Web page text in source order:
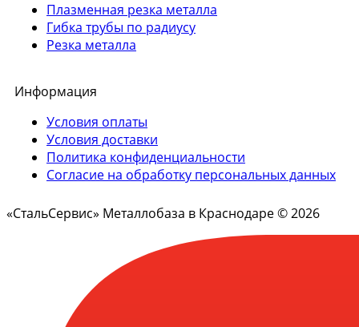
Плазменная резка металла
Гибка трубы по радиусу
Резка металла
Информация
Условия оплаты
Условия доставки
Политика конфиденциальности
Согласие на обработку персональных данных
«СтальСервис» Металлобаза в Краснодаре © 2026